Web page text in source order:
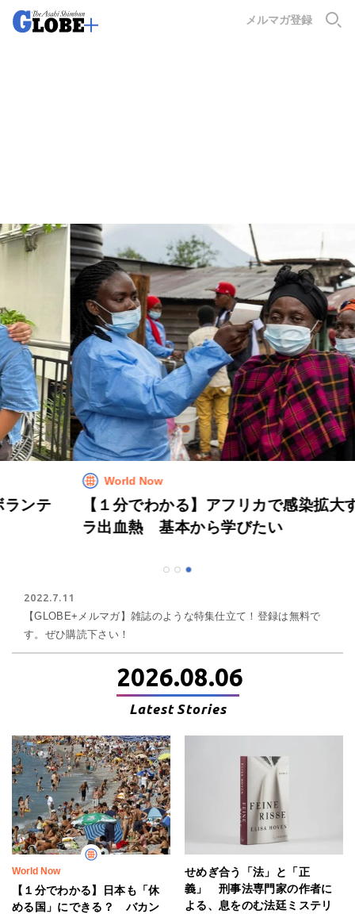
朝日新聞GLOBE＋：世界
メルマガ登録
World Now
【１分でわかる】アフリカで感染拡大するエボ
ラ出血熱 基本から学びたい
2022.7.11
【GLOBE+メルマガ】雑誌のような特集仕立て！登録は無料で
す。ぜひ購読下さい！
2026.08.06
Latest Stories
World Now
【１分でわかる】日本も「休
める国」にできる？ バカン
せめぎ合う「法」と「正
義」 刑事法専門家の作者に
よる、息をのむ法廷ミステリ